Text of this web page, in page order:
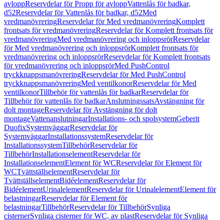
avloppReservdelar för Propp för avloppVattenlås för badkar,
d52Reservdelar för Vattenlås för badkar, d52Med
vredmanövreringReservdelar för Med vredmanövreringKomplett
frontsats för vredmanövreringReservdelar för Komplett frontsats för
vredmanövreringMed vredmanövrering och inloppsrörReservdelar
för Med vredmanövrering och inloppsrörKomplett frontsats för
vredmanövrering och inloppsrörReservdelar för Komplett frontsats
för vredmanövrering och inloppsrörMed PushControl
tryckknappsmanövreringReservdelar för Med PushControl
tryckknappsmanövreringMed ventilkonorReservdelar för Med
ventilkonorTillbehör för vattenlås för badkarReservdelar för
Tillbehör för vattenlås för badkarAnslutningssatsAvstängning för
dolt montageReservdelar för Avstängning för dolt
montageVattenanslutningarInstallations- och spolsystemGeberit
DuofixSystemväggarReservdelar för
SystemväggarInstallationssystemReservdelar för
InstallationssystemTillbehörReservdelar för
TillbehörInstallationselementReservdelar för
InstallationselementElement för WCReservdelar för Element för
WCTvättställselementReservdelar för
TvättställselementBidéelementReservdelar för
BidéelementUrinalelementReservdelar för UrinalelementElement för
belastningarReservdelar för Element för
belastningarTillbehörReservdelar för TillbehörSynliga
cisternerSynliga cisterner för WC, av plastReservdelar för Synliga